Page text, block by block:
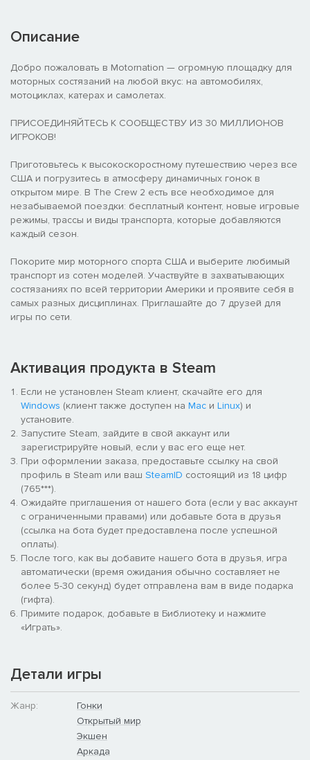
Описание
Добро пожаловать в Motornation — огромную площадку для
моторных состязаний на любой вкус: на автомобилях,
мотоциклах, катерах и самолетах.
ПРИСОЕДИНЯЙТЕСЬ К СООБЩЕСТВУ ИЗ 30 МИЛЛИОНОВ
ИГРОКОВ!
Приготовьтесь к высокоскоростному путешествию через все
США и погрузитесь в атмосферу динамичных гонок в
открытом мире. В The Crew 2 есть все необходимое для
незабываемой поездки: бесплатный контент, новые игровые
режимы, трассы и виды транспорта, которые добавляются
каждый сезон.
Покорите мир моторного спорта США и выберите любимый
транспорт из сотен моделей. Участвуйте в захватывающих
состязаниях по всей территории Америки и проявите себя в
самых разных дисциплинах. Приглашайте до 7 друзей для
игры по сети.
Активация продукта в Steam
Если не установлен Steam клиент, скачайте его для
Windows (клиент также доступен на Mac и Linux) и
установите.
Запустите Steam, зайдите в свой аккаунт или
зарегистрируйте новый, если у вас его еще нет.
При оформлении заказа, предоставьте ссылку на свой
профиль в Steam или ваш SteamID состоящий из 18 цифр
(765***).
Ожидайте приглашения от нашего бота (если у вас аккаунт
с ограниченными правами) или добавьте бота в друзья
(ссылка на бота будет предоставлена после успешной
оплаты).
После того, как вы добавите нашего бота в друзья, игра
автоматически (время ожидания обычно составляет не
более 5-30 секунд) будет отправлена вам в виде подарка
(гифта).
Примите подарок, добавьте в Библиотеку и нажмите
«Играть».
Детали игры
Жанр:
Гонки
Открытый мир
Экшен
Аркада